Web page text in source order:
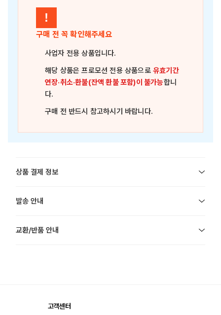
!
구매 전 꼭 확인해주세요
사업자 전용 상품입니다.
해당 상품은프로모션 전용 상품으로유효기간
연장·취소·환불(잔액 환불 포함)이 불가능합니
다.
구매 전 반드시 참고하시기 바랍니다.
상품 결제 정보
발송 안내
교환/반품 안내
고객센터